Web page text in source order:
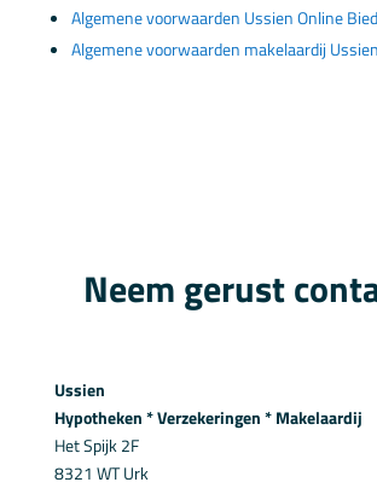
Algemene voorwaarden Ussien Online
Algemene voorwaarden makelaardij Ussien
Neem gerust
Ussien
Hypotheken * Verzekeringen * Makelaardij
Het Spijk 2F
8321 WT Urk